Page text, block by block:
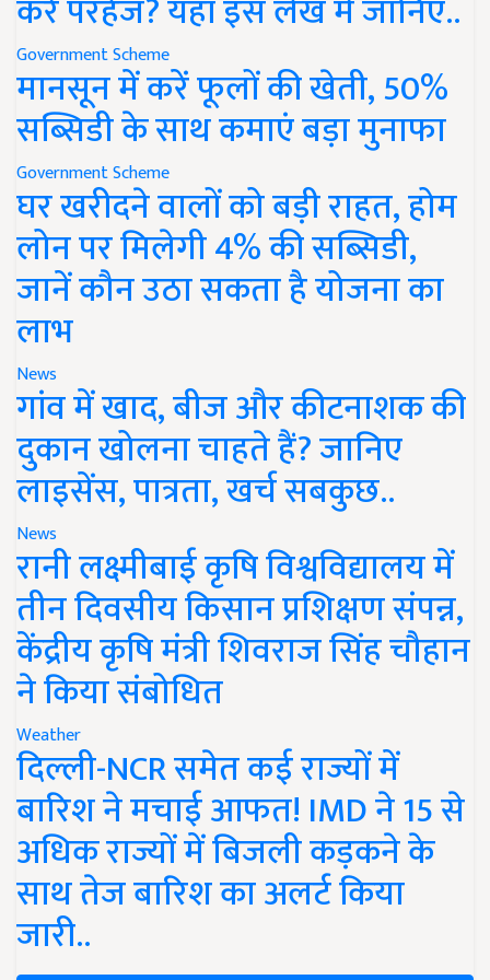
करें परहेज? यहां इस लेख में जानिए..
Government Scheme
मानसून में करें फूलों की खेती, 50%
सब्सिडी के साथ कमाएं बड़ा मुनाफा
Government Scheme
घर खरीदने वालों को बड़ी राहत, होम
लोन पर मिलेगी 4% की सब्सिडी,
जानें कौन उठा सकता है योजना का
लाभ
News
गांव में खाद, बीज और कीटनाशक की
दुकान खोलना चाहते हैं? जानिए
लाइसेंस, पात्रता, खर्च सबकुछ..
News
रानी लक्ष्मीबाई कृषि विश्वविद्यालय में
तीन दिवसीय किसान प्रशिक्षण संपन्न,
केंद्रीय कृषि मंत्री शिवराज सिंह चौहान
ने किया संबोधित
Weather
दिल्ली-NCR समेत कई राज्यों में
बारिश ने मचाई आफत! IMD ने 15 से
अधिक राज्यों में बिजली कड़कने के
साथ तेज बारिश का अलर्ट किया
जारी..